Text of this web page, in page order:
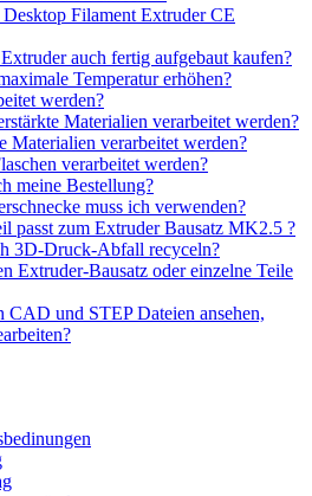
Filament Extruder CE
auch fertig aufgebaut kaufen?
Temperatur erhöhen?
werden?
Materialien verarbeitet werden?
Materialien verarbeitet werden?
verarbeitet werden?
meine Bestellung?
muss ich verwenden?
passt zum Extruder Bausatz MK2.5 ?
3D-Druck-Abfall recyceln?
Extruder-Bausatz oder einzelne Teile
CAD und STEP Dateien ansehen,